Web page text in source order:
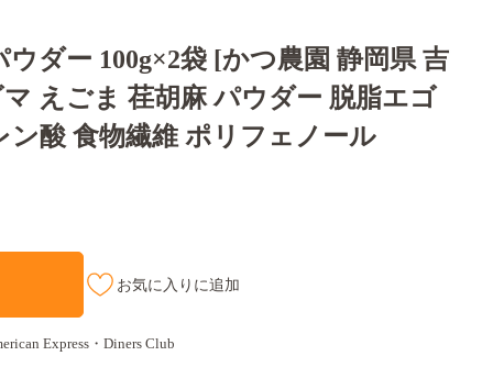
ダー 100g×2袋 [かつ農園 静岡県 吉
マ えごま 荏胡麻 パウダー 脱脂エゴ
ン酸 食物繊維 ポリフェノール
お気に入りに追加
Express・Diners Club